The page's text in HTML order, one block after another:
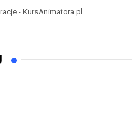
- KursAnimatora.pl